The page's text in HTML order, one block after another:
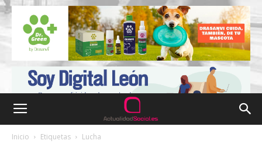
Inicio Etiquetas Lucha